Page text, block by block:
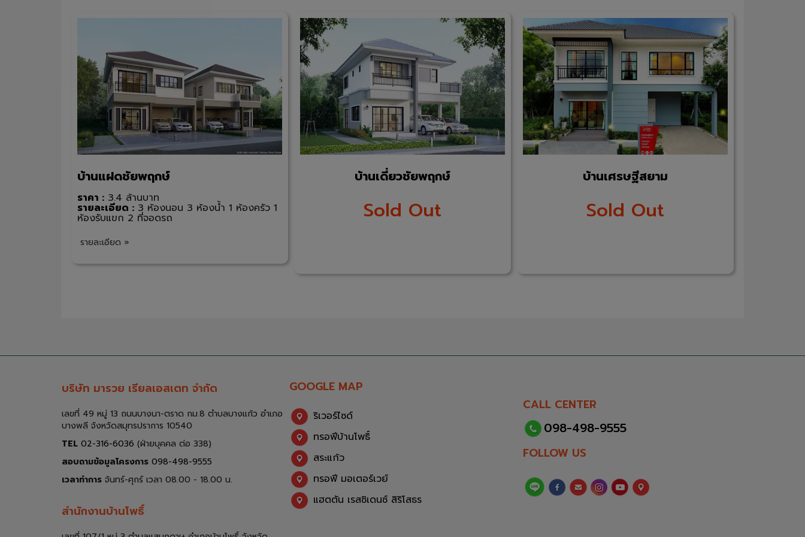
บ้านแฝดชัยพฤกษ์
ราคา : 3.4 ล้านบาท
รายละเอียด : 3 ห้องนอน 3 ห้องน้ำ 1 ห้องครัว 1
ห้องรับแขก 2 ที่จอดรถ
รายละเอียด »
บ้านเดี่ยวชัยพฤกษ์
Sold Out
บ้านเศรษฐีสยาม
Sold Out
บริษัท มารวย เรียลเอสเตท จำกัด
เลขที่ 49 หมู่ 13 ถนนบางนา-ตราด กม.8 ตำบลบางแก้ว อำเภอ
บางพลี จังหวัดสมุทรปราการ 10540
TEL 02-316-6036 (ฝ่ายบุคคล ต่อ 338)
สอบถามข้อมูลโครงการ 098-498-9555
เวลาทำการ จันทร์-ศุกร์ เวลา 08.00 - 18.00 น.
สำนักงานบ้านโพธิ์
GOOGLE MAP
ริเวอร์ไซด์
ทรอฟีบ้านโพธิ์
สระแก้ว
ทรอฟี มอเตอร์เวย์
แฮตตัน เรสซิเดนซ์ สิริโสธร
CALL CENTER
098-498-9555
FOLLOW US